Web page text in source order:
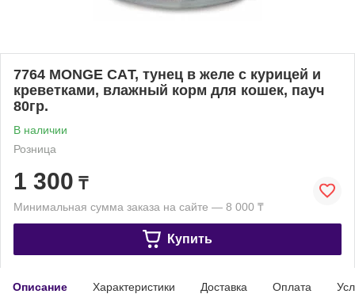
7764 MONGE CAТ, тунец в желе с курицей и
креветками, влажный корм для кошек, пауч
80гр.
В наличии
Розница
1 300 ₸
Минимальная сумма заказа на сайте — 8 000 ₸
Купить
Описание Характеристики Доставка Оплата